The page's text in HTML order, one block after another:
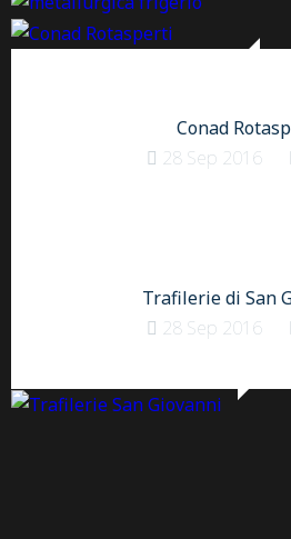
Conad
28 Sep 2016
Trafilerie di San
28 Sep 2016